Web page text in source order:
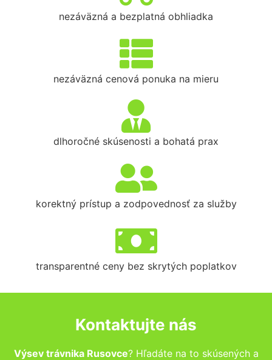
nezáväzná a bezplatná obhliadka
nezáväzná cenová ponuka na mieru
dlhoročné skúsenosti a bohatá prax
korektný prístup a zodpovednosť za služby
transparentné ceny bez skrytých poplatkov
Kontaktujte nás
Výsev trávnika Rusovce? Hľadáte na to skúsených a